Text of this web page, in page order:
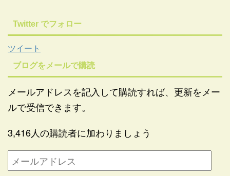
Twitter でフォロー
ツイート
ブログをメールで購読
メールアドレスを記入して購読すれば、更新をメー
ルで受信できます。
3,416人の購読者に加わりましょう